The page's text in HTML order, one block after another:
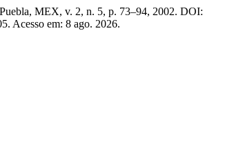
MEX, v. 2, n. 5, p. 73–94, 2002. DOI:
Acesso em: 8 ago. 2026.